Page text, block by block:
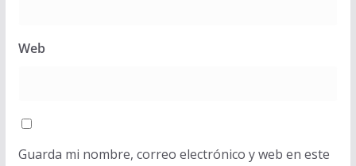
Web
Guarda mi nombre, correo electrónico y web en este